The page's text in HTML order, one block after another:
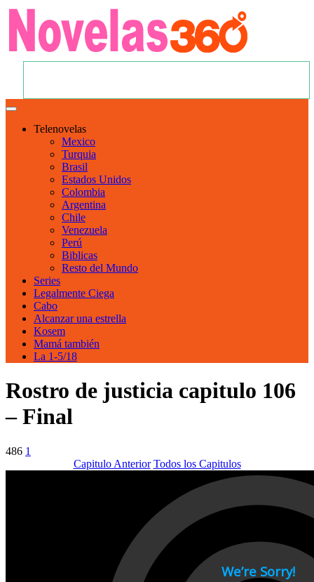
Telenovelas
Mexico
Turquia
Brasil
Estados Unidos
Colombia
Argentina
Chile
Venezuela
Perú
Biblicas
Resto del Mundo
Series
Legalmente Ciega
Cabo
Alcanzar una estrella
Kosem
Mamá también
La 1-5/18
Rostro de justicia capitulo 106
– Final
486 1
Capitulo Anterior Todos los Capitulos